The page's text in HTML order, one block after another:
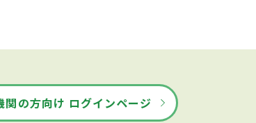
関の方向け ログインページ